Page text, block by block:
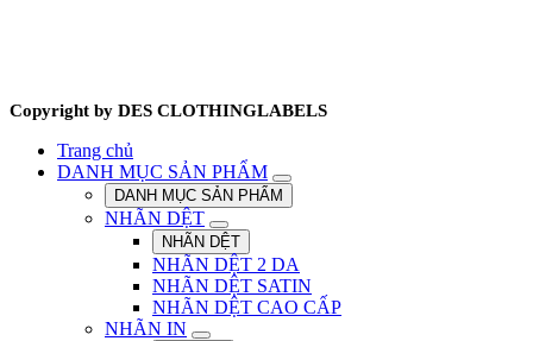
Copyright by DES CLOTHINGLABELS
Trang chủ
DANH MỤC SẢN PHẨM
DANH MỤC SẢN PHẨM
NHÃN DỆT
NHÃN DỆT
NHÃN DỆT 2 DA
NHÃN DỆT SATIN
NHÃN DỆT CAO CẤP
NHÃN IN